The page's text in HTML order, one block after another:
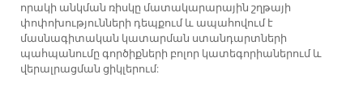
որակի անկման ռիսկը մատակարարային շղթայի
փոփոխությունների դեպքում և ապահովում է
մասնագիտական կատարման ստանդարտների
պահպանումը գործիքների բոլոր կատեգորիաներում և
վերալրացման ցիկլերում: